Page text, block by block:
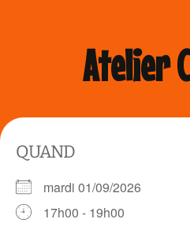
Atelier
QUAND
mardi 01/09/2026
17h00 - 19h00